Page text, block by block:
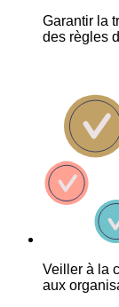
Garantir la
des règles
Veiller à la
aux